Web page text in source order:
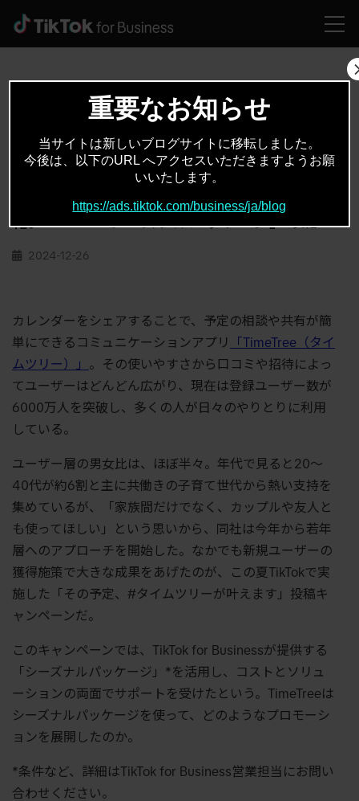
モーメントに合わせたソリューション活用で、TimeTreeのキャンペーン効果を最大化。TikTok「シーズナルパッケージ」の鍵
活用事例,TikTok
モーメントに合わせたソリューション活用
で、TimeTreeのキャンペーン効果を最大
化。TikTok「シーズナルパッケージ」の鍵
2024-12-26
カレンダーをシェアすることで、予定の相談や共有が簡
単にできるコミュニケーションアプリ
「TimeTree（タイ
ムツリー）」 。その使いやすさから口コミや招待によっ
てユーザーはどんどん広がり、現在は登録ユーザー数が
6000万人を突破し、多くの人が日々のやりとりに利用
している。
ユーザー層の男女比は、ほぼ半々。年代で見ると20〜
40代が約6割と主に共働きの子育て世代から熱い支持を
集めているが、「家族間だけでなく、カップルや友人と
も使ってほしい」という思いから、同社は今年から若年
層へのアプローチを開始した。なかでも新規ユーザーの
獲得施策で大きな成果をあげたのが、この夏TikTokで実
施した「その予定、#タイムツリーが叶えます」投稿キ
ャンペーンだ。
このキャンペーンでは、TikTok for Businessが提供する
「シーズナルパッケージ」*を活用し、コストとソリュ
ーションの両面でサポートを受けたという。TimeTreeは
シーズナルパッケージを使って、どのようなプロモーシ
ョンを展開したのか。
*条件など、詳細はTikTok for Business営業担当にお問い
合わせください。
重要なお知らせ
当サイトは新しいブログサイトに移転しました。
今後は、以下のURL へアクセスいただきますようお願
いいたします。
https://ads.tiktok.com/business/ja/blog